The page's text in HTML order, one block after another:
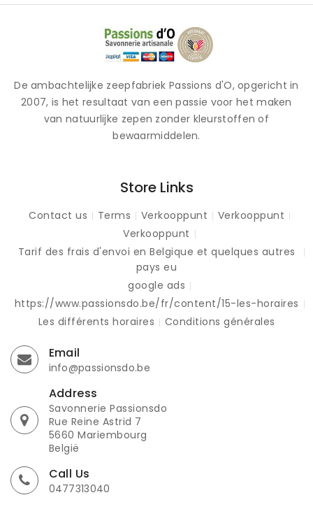
De ambachtelijke zeepfabriek Passions d'O, opgericht in
2007, is het resultaat van een passie voor het maken
van natuurlijke zepen zonder kleurstoffen of
bewaarmiddelen.
Store Links
Contact us Terms Verkooppunt
Verkooppunt
Verkooppunt
Tarif des frais d'envoi en Belgique et quelques autres
pays eu
google ads
https://www.passionsdo.be/fr/content/15-les-horaires
Les différents horaires
Conditions générales
Email
info@passionsdo.be
Address
Savonnerie Passionsdo
Rue Reine Astrid 7
5660 Mariembourg
België
Call Us
0477313040